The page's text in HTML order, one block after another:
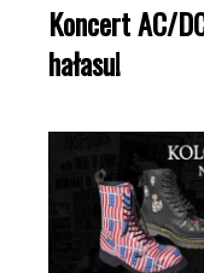
Koncert AC/
hałasu!